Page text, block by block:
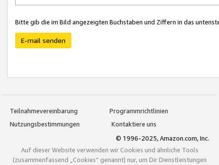
Bitte gib die im Bild angezeigten Buchstaben und Ziffern in das
E-mail senden
Teilnahmevereinbarung
Programmrichtlinien
Nutzungsbestimmungen
Kontaktiere uns
© 1996-2025, Amazon.com, Inc.
Auf dieser Website verwenden wir Cookies und ähnliche Tools
(zusammenfassend „Cookies“ genannt) nur, um Dir Dienstleistungen